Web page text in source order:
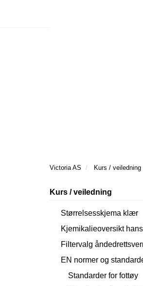
Victoria AS Kurs / veiledning
Kurs / veiledning
Størrelsesskjema klær
Kjemikalieoversikt
Filtervalg
EN normer og
Standarder for fottøy